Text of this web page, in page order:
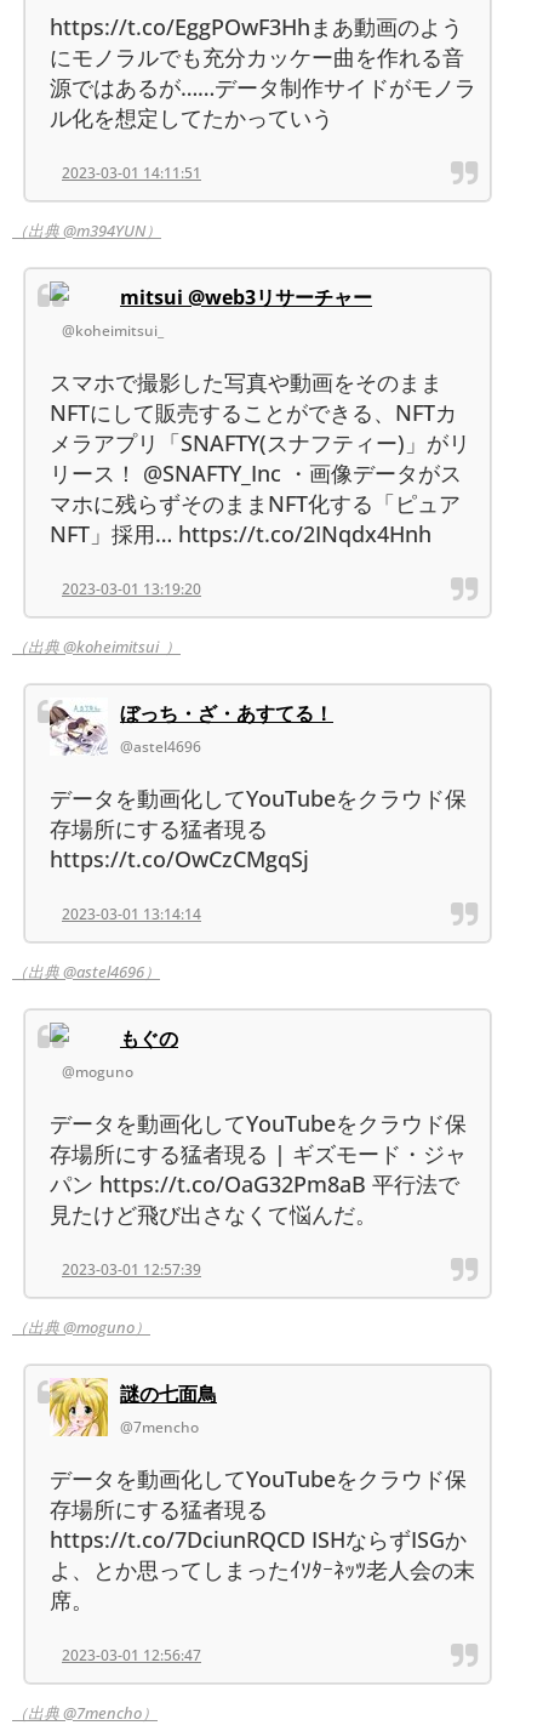
https://t.co/EggPOwF3Hhまあ動画のよう
にモノラルでも充分カッケー曲を作れる音
源ではあるが……データ制作サイドがモノラ
ル化を想定してたかっていう
2023-03-01 14:11:51
（出典 @m394YUN）
mitsui @web3リサーチャー
@koheimitsui_
スマホで撮影した写真や動画をそのまま
NFTにして販売することができる、NFTカ
メラアプリ「SNAFTY(スナフティー)」がリ
リース！ @SNAFTY_Inc ・画像データがス
マホに残らずそのままNFT化する「ピュア
NFT」採用… https://t.co/2INqdx4Hnh
2023-03-01 13:19:20
（出典 @koheimitsui_）
ぼっち・ざ・あすてる！
@astel4696
データを動画化してYouTubeをクラウド保
存場所にする猛者現る
https://t.co/OwCzCMgqSj
2023-03-01 13:14:14
（出典 @astel4696）
もぐの
@moguno
データを動画化してYouTubeをクラウド保
存場所にする猛者現る | ギズモード・ジャ
パン https://t.co/OaG32Pm8aB 平行法で
見たけど飛び出さなくて悩んだ。
2023-03-01 12:57:39
（出典 @moguno）
謎の七面鳥
@7mencho
データを動画化してYouTubeをクラウド保
存場所にする猛者現る
https://t.co/7DciunRQCD ISHならずISGか
よ、とか思ってしまったｲｿﾀｰﾈｯﾂ老人会の末
席。
2023-03-01 12:56:47
（出典 @7mencho）